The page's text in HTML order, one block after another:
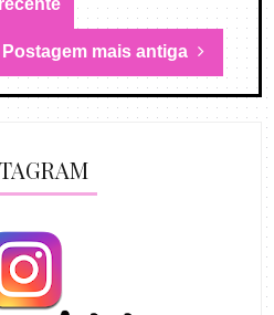
Postagem mais antiga